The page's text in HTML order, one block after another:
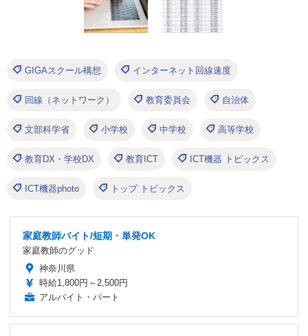
GIGAスクール構想 インターネット回線速度
回線（ネットワーク） 教育委員会 自治体
文部科学省 小学校 中学校 高等学校
教育DX・学校DX 教育ICT ICT機器 トピックス
ICT機器photo トップ トピックス
家庭教師バイト/短期・単発OK
家庭教師のグッド
神奈川県
時給1,800円～2,500円
アルバイト・パート